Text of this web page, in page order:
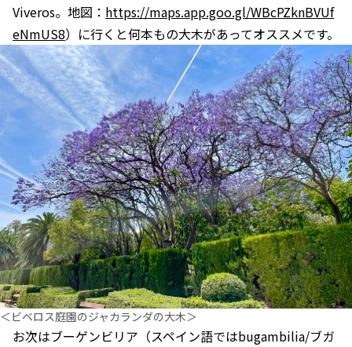
Viveros。地図： https://maps.app.goo.gl/WBcPZknBVUf
eNmUS8）に行くと何本もの大木があってオススメです。
＜ビベロス庭園のジャカランダの大木＞
お次はブーゲンビリア（スペイン語ではbugambilia/ブガ